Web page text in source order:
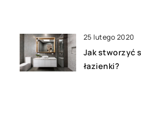
25 lutego 2020
Jak stworzyć
łazienki?